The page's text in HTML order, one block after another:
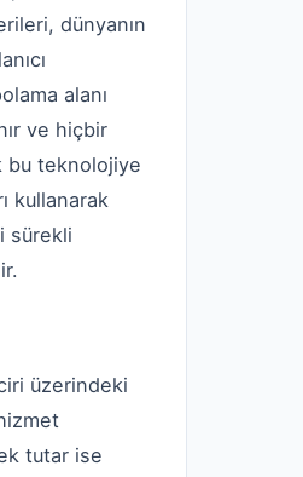
dünyanın
alanı
ve hiçbir
bu teknolojiye
kullanarak
sürekli
üzerindeki
tutar ise